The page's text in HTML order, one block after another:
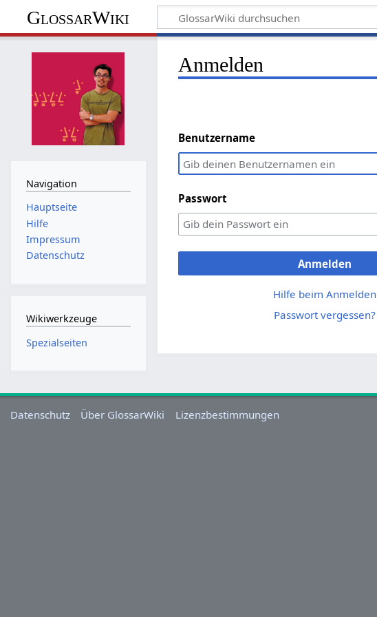
GlossarWiki
Anmelden
Benutzername
Passwort
Anmelden
Hilfe beim Anmelden
Passwort vergessen?
Navigation
Hauptseite
Hilfe
Impressum
Datenschutz
Wikiwerkzeuge
Spezialseiten
Datenschutz Über GlossarWiki Lizenzbestimmungen